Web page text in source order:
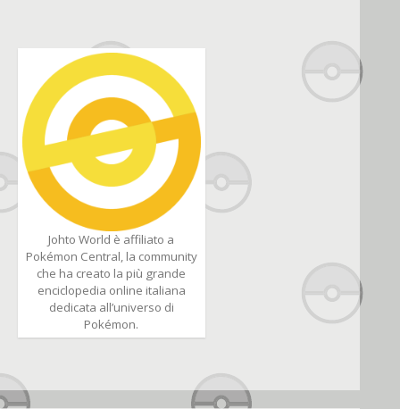
Johto World è affiliato a
Pokémon Central, la community
che ha creato la più grande
enciclopedia online italiana
dedicata all’universo di
Pokémon.